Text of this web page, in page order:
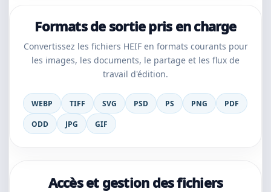
Formats de sortie pris en charge
Convertissez les fichiers HEIF en formats courants pour
les images, les documents, le partage et les flux de
travail d'édition.
WEBP TIFF SVG PSD PS PNG
PDF
ODD
JPG GIF
Accès et gestion des fichiers